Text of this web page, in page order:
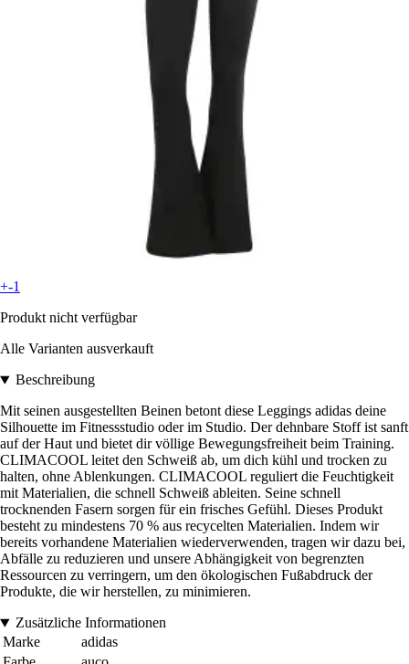
+-1
Produkt nicht verfügbar
Alle Varianten ausverkauft
Beschreibung
Mit seinen ausgestellten Beinen betont diese Leggings adidas deine
Silhouette im Fitnessstudio oder im Studio. Der dehnbare Stoff ist sanft
auf der Haut und bietet dir völlige Bewegungsfreiheit beim Training.
CLIMACOOL leitet den Schweiß ab, um dich kühl und trocken zu
halten, ohne Ablenkungen. CLIMACOOL reguliert die Feuchtigkeit
mit Materialien, die schnell Schweiß ableiten. Seine schnell
trocknenden Fasern sorgen für ein frisches Gefühl. Dieses Produkt
besteht zu mindestens 70 % aus recycelten Materialien. Indem wir
bereits vorhandene Materialien wiederverwenden, tragen wir dazu bei,
Abfälle zu reduzieren und unsere Abhängigkeit von begrenzten
Ressourcen zu verringern, um den ökologischen Fußabdruck der
Produkte, die wir herstellen, zu minimieren.
Zusätzliche Informationen
Marke
adidas